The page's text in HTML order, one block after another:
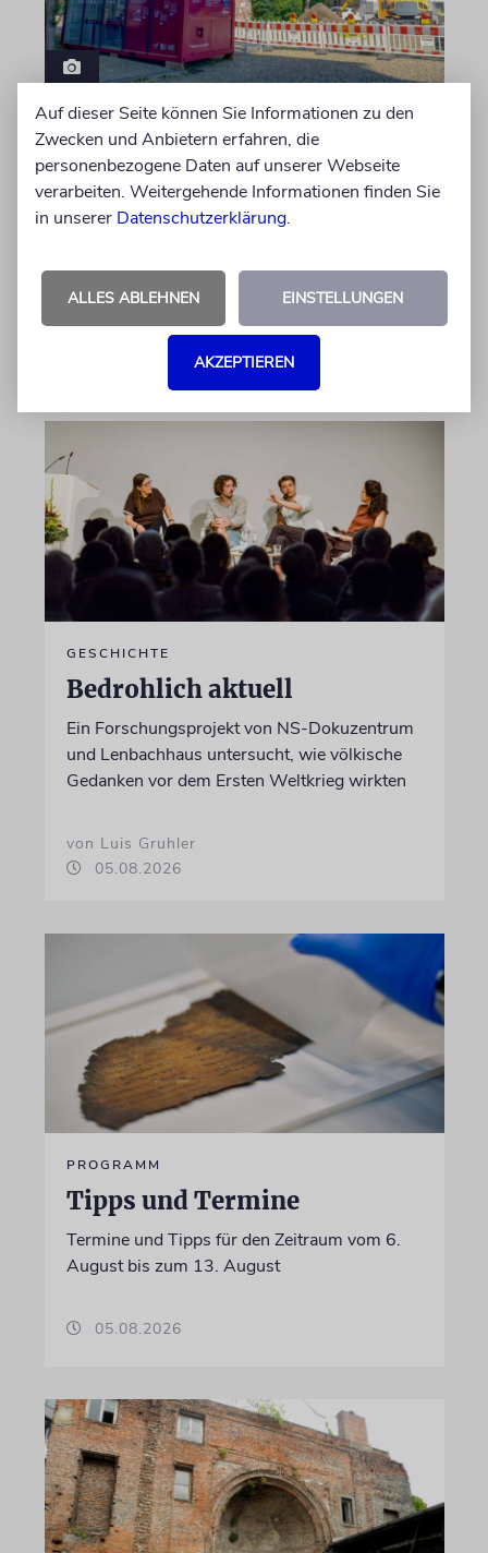
ERFURT
Schicht um Schicht
Dort, wo eben noch Parkplätze waren, wird
seit wenigen Tagen nach einem Stück
Bagger, dann von Hand
von Katrin Richter
GESCHICHTE
Bedrohlich aktuell
Ein Forschungsprojekt von NS-Dokuzentrum
und Lenbachhaus untersucht, wie völkische
Gedanken vor dem Ersten Weltkrieg wirkten
von Luis Gruhler
05.08.2026
PROGRAMM
Tipps und Termine
Termine und Tipps für den Zeitraum vom 6.
August bis zum 13. August
05.08.2026
Auf dieser Seite können Sie Informationen zu den
Zwecken und Anbietern erfahren, die
personenbezogene Daten auf unserer Webseite
verarbeiten. Weitergehende Informationen finden Sie
in unserer Datenschutzerklärung.
ALLES ABLEHNEN EINSTELLUNGEN
AKZEPTIEREN